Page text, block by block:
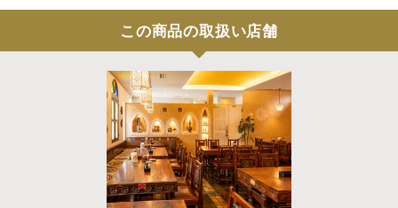
この商品の取扱い店舗